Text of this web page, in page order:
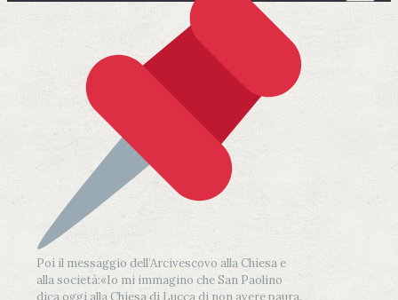
Poi il messaggio dell’Arcivescovo alla Chiesa e
alla società:«Io mi immagino che San Paolino